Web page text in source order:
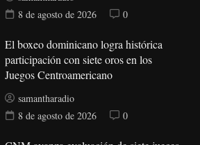
8 de agosto de 2026
0
El boxeo dominicano logra histórica
participación con siete oros en los
Juegos Centroamericano
samantharadio
8 de agosto de 2026
0